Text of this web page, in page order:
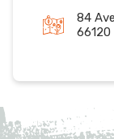
84
66120